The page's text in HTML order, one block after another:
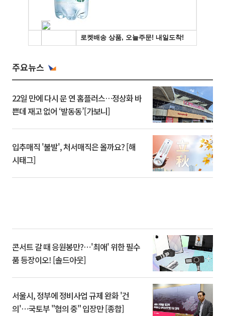
주요뉴스
22일 만에 다시 문 연 홈플러스…정상화 바
쁜데 재고 없어 ‘발동동’[가보니]
입추매직 '불발', 처서매직은 올까요? [해
시태그]
콘서트 갈 때 응원봉만?⋯'최애' 위한 필수
품 등장이오! [솔드아웃]
서울시, 정부에 정비사업 규제 완화 '건
의'⋯국토부 "협의 중" 입장만 [종합]